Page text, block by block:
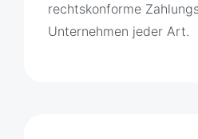
rechtskonforme
Unternehmen jeder Art.